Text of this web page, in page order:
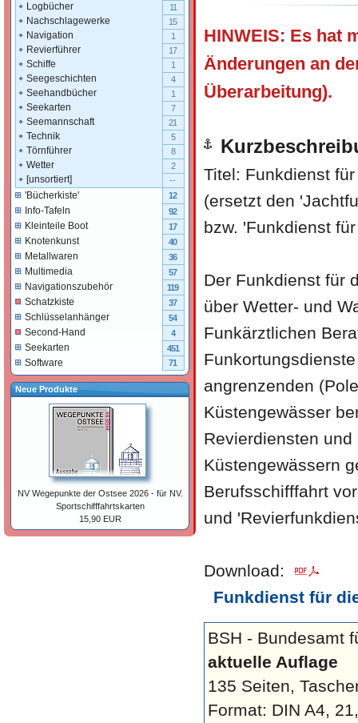
HINWEIS: Es hat
Änderungen an
Überarbeitung).
Titel: Funkdienst
(ersetzt den
bzw. 'Funkdienst
Der Funkdienst für
über Wetter- und
Funkärztlichen
angrenzenden
Küstengewässer
Revierdiensten
Küstengewässern
Berufsschifffahrt
und
Download:
Funkdienst für
BSH - Bundesamt
aktuelle Auflage
135 Seiten,
Format: DIN A4,
Logbücher 11
Nachschlagewerke 15
Navigation 1
Revierführer 17
Schiffe 1
Seegeschichten 4
Seehandbücher 1
Seekarten 7
Seemannschaft 21
Technik 5
Törnführer 8
Wetter 2
[unsortiert] --
'Bücherkiste' 12
Info-Tafeln 92
Kleinteile Boot 17
Knotenkunst 40
Metallwaren 36
Multimedia 57
Navigationszubehör 119
Schatzkiste 37
Schlüsselanhänger 54
Second-Hand 4
Seekarten 451
Software 71
Neue Produkte
NV Wegepunkte der Ostsee 2026 - für NV.
Sportschifffahrtskarten
15,90 EUR